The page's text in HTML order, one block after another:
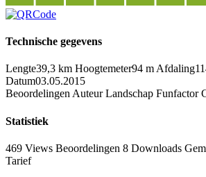
Technische gegevens
Lengte39,3 km Hoogtemeter94 m Afdaling
Datum03.05.2015
Beoordelingen Auteur Landschap Funfactor
Statistiek
469 Views Beoordelingen 8 Downloads
Tarief